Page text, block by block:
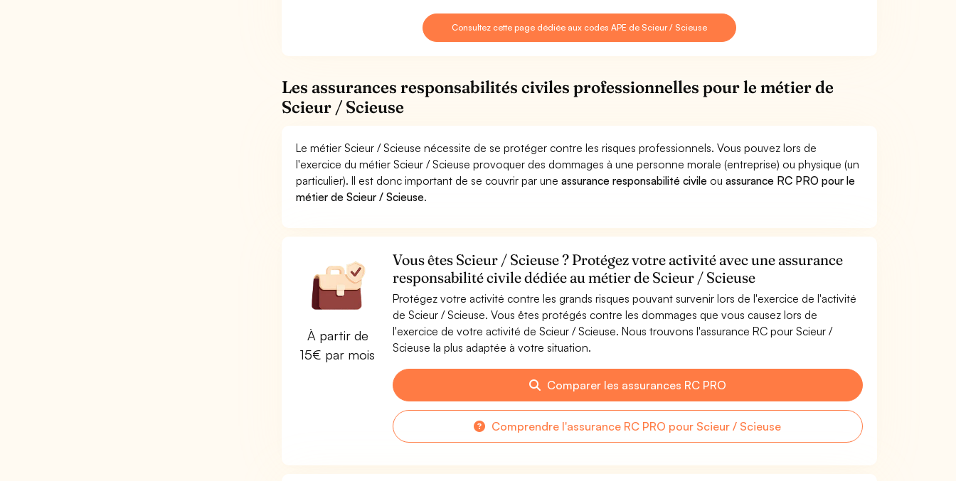
Consultez cette page dédiée aux codes APE de Scieur / Scieuse
Les assurances responsabilités civiles professionnelles pour le métier de
Scieur / Scieuse
Le métier Scieur / Scieuse nécessite de se protéger contre les risques professionnels. Vous pouvez lors de
l'exercice du métier Scieur / Scieuse provoquer des dommages à une personne morale (entreprise) ou physique (un
particulier). Il est donc important de se couvrir par uneassurance responsabilité civile ouassurance RC PRO pour le
métier de Scieur / Scieuse.
À partir de
15€ par mois
Vous êtes Scieur / Scieuse ? Protégez votre activité avec une assurance
responsabilité civile dédiée au métier de Scieur / Scieuse
Protégez votre activité contre les grands risques pouvant survenir lors de l'exercice de l'activité
de Scieur / Scieuse. Vous êtes protégés contre les dommages que vous causez lors de
l'exercice de votre activité de Scieur / Scieuse. Nous trouvons l'assurance RC pour Scieur /
Scieuse la plus adaptée à votre situation.
Comparer les assurances RC PRO
Comprendre l'assurance RC PRO pour Scieur / Scieuse